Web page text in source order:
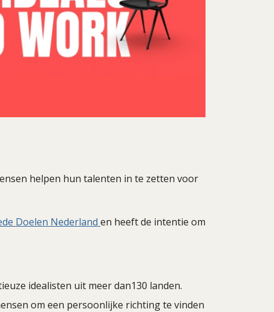
helpen hun talenten in te zetten voor
Doelen Nederland en heeft de intentie om
idealisten uit meer dan130 landen.
om een persoonlijke richting te vinden